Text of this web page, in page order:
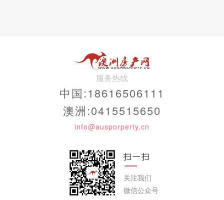
服务热线
中国:18616506111
澳洲:0415515650
info@ausporperty.cn
扫一扫
关注我们
微信公众号